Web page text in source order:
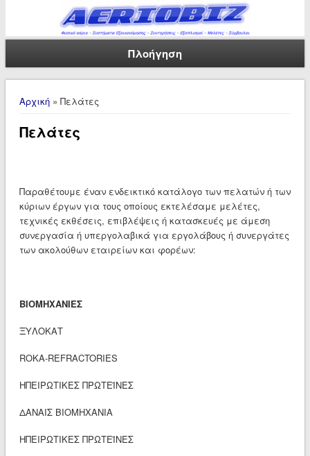
Πλοήγηση
Είστε εδώ
Αρχική» Πελάτες
Πελάτες
Παραθέτουμε έναν ενδεικτικό κατάλογο των πελατών ή των
κύριων έργων για τους οποίους εκτελέσαμε μελέτες,
τεχνικές εκθέσεις, επιβλέψεις ή κατασκευές με άμεση
συνεργασία ή υπεργολαβικά για εργολάβους ή συνεργάτες
των ακολούθων εταιρείων και φορέων:
ΒΙΟΜΗΧΑΝΙΕΣ
ΞΥΛΟΚΑΤ
ROKA-REFRACTORIES
ΗΠΕΙΡΩΤΙΚΕΣ ΠΡΩΤΕΪΝΕΣ
ΔΑΝΑΙΣ ΒΙΟΜΗΧΑΝΙΑ
ΗΠΕΙΡΩΤΙΚΕΣ ΠΡΩΤΕΪΝΕΣ